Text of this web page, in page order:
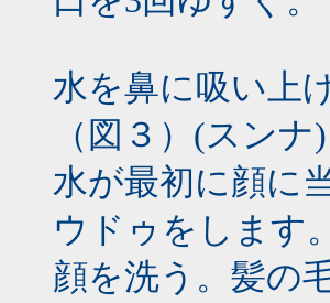
水を鼻に吸い上
（図３）(スンナ)
水が最初に顔に
ウドゥをします
顔を洗う。髪の